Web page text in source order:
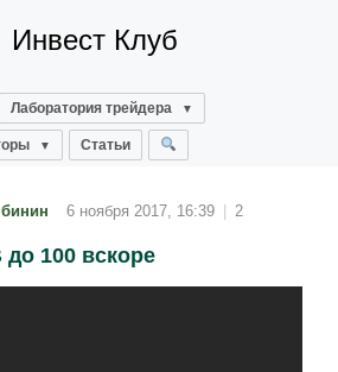
Инвест Клуб
Лаборатория трейдера
Статьи
6 ноября 2017, 16:39
2
до 100 вскоре